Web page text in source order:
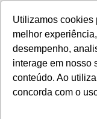
Utilizamos cookies
melhor
desempenho,
interage em nosso
conteúdo. Ao
concorda com o